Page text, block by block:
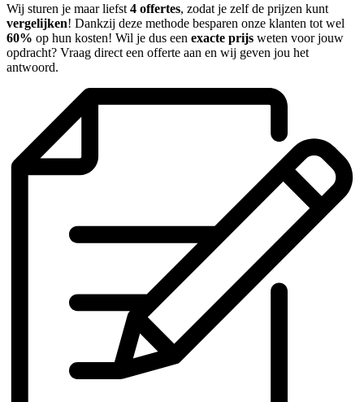
Wij sturen je maar liefst 4 offertes, zodat je zelf de prijzen kunt
vergelijken! Dankzij deze methode besparen onze klanten tot wel
60% op hun kosten! Wil je dus een exacte prijs weten voor jouw
opdracht? Vraag direct een offerte aan en wij geven jou het
antwoord.